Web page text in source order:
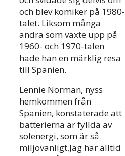
och blev komiker på 1980-
talet. Liksom många
andra som växte upp på
1960- och 1970-talen
hade han en märklig resa
till Spanien.
Lennie Norman, nyss
hemkommen från
Spanien, konstaterade att
batterierna är fyllda av
solenergi, som är så
miljövänligt.Jag har alltid